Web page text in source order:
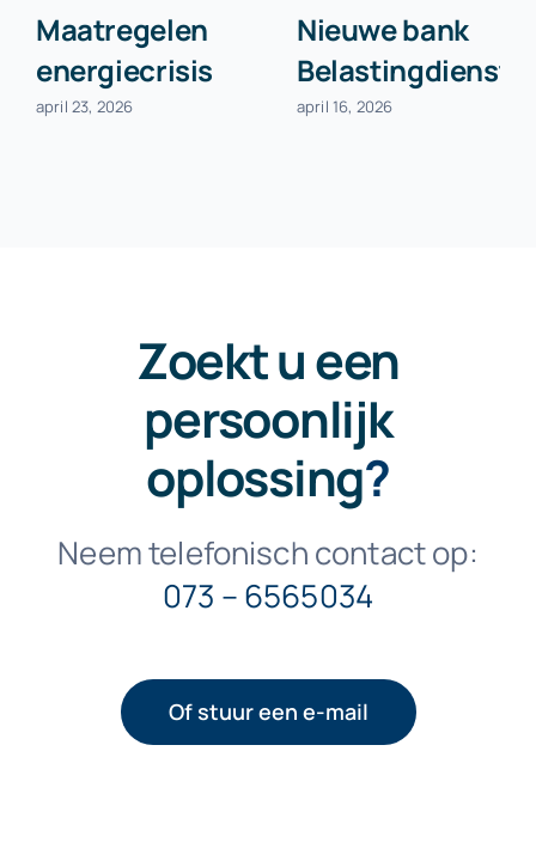
Maatregelen
energiecrisis
april 23, 2026
Nieuwe bank
Belastingdienst
april 16, 2026
Zoekt u een
persoonlijk
oplossing?
Neem telefonisch contact op:
073 – 6565034
Of stuur een e-mail